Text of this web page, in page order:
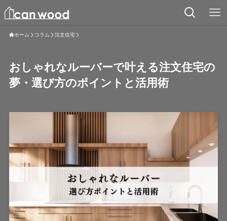
ホーム コラム 注文住宅
おしゃれなルーバーで叶える注文住宅の
夢・選び方のポイントと活用術